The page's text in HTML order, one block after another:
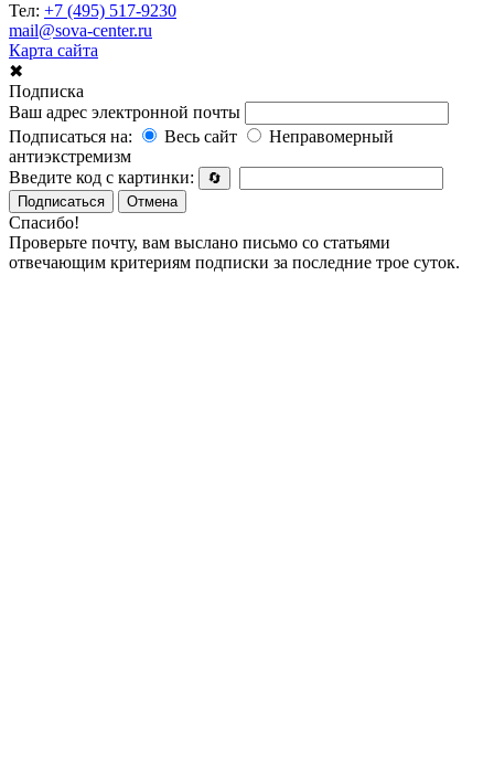
Тел: +7 (495) 517-9230
mail@sova-center.ru
Карта сайта
✖
Подписка
Ваш адрес электронной почты
Подписаться на:
Весь сайт
Неправомерный
антиэкстремизм
Введите код с картинки:
🔄
Подписаться
Отмена
Спасибо!
Проверьте почту, вам выслано письмо со статьями
отвечающим критериям подписки за последние трое суток.